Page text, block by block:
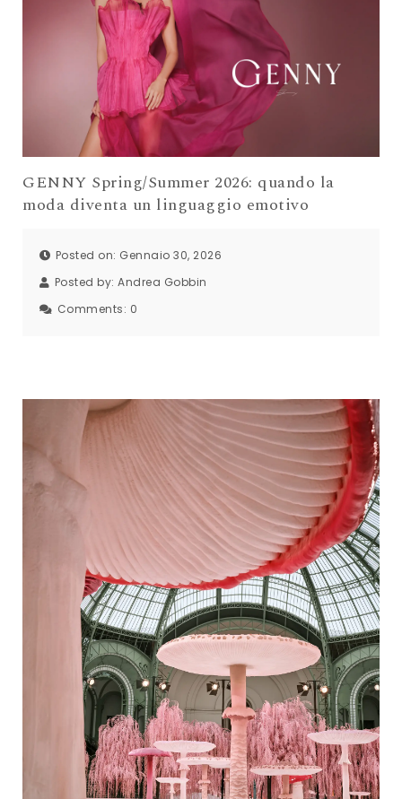
GENNY Spring/Summer 2026: quando la
moda diventa un linguaggio emotivo
Posted on: Gennaio 30, 2026
Posted by: Andrea Gobbin
Comments: 0